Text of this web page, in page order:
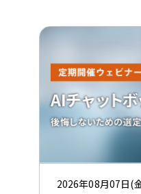
2026年08月07日(